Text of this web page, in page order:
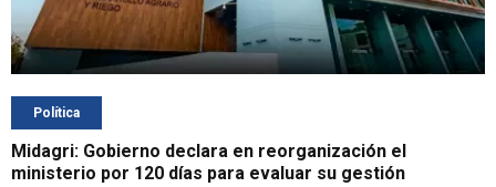
Política
Midagri: Gobierno declara en reorganización el
ministerio por 120 días para evaluar su gestión